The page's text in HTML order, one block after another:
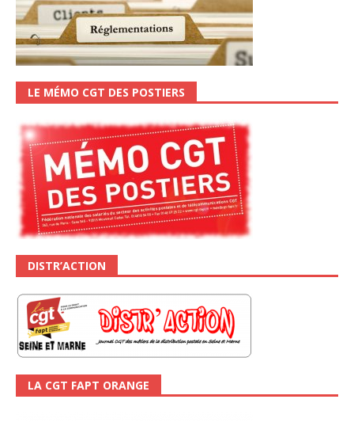
LE MÉMO CGT DES POSTIERS
DISTR’ACTION
LA CGT FAPT ORANGE